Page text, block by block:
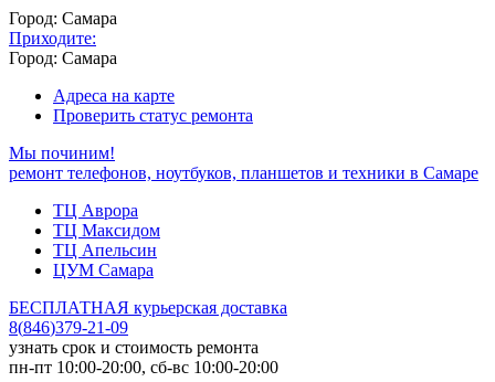
Город: Самара
Приходите:
Город: Самара
Адреса на карте
Проверить статус ремонта
Мы починим!
ремонт телефонов, ноутбуков, планшетов и техники в Самаре
ТЦ Аврора
ТЦ Максидом
ТЦ Апельсин
ЦУМ Самара
БЕСПЛАТНАЯ курьерская доставка
8(846)379-21-09
узнать срок и стоимость ремонта
пн-пт 10:00-20:00, сб-вс 10:00-20:00